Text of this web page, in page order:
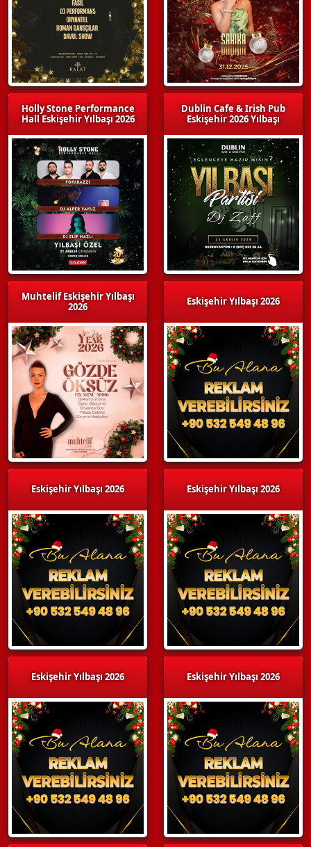
Holly Stone Performance
Hall Eskişehir Yılbaşı 2026
Muhtelif Eskişehir Yılbaşı
2026
Eskişehir Yılbaşı 2026
Eskişehir Yılbaşı 2026
Dublin Cafe & Irish Pub
Eskişehir 2026 Yılbaşı
Eskişehir Yılbaşı 2026
Eskişehir Yılbaşı 2026
Eskişehir Yılbaşı 2026